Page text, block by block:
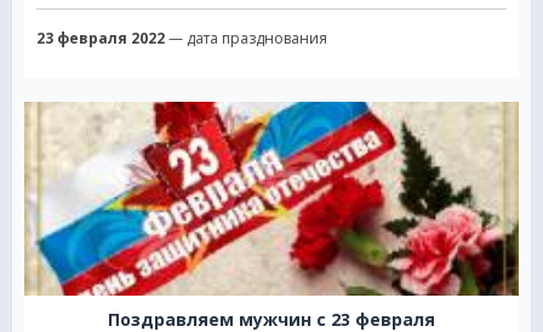
23 февраля 2022— дата празднования
Поздравляем мужчин с 23 февраля